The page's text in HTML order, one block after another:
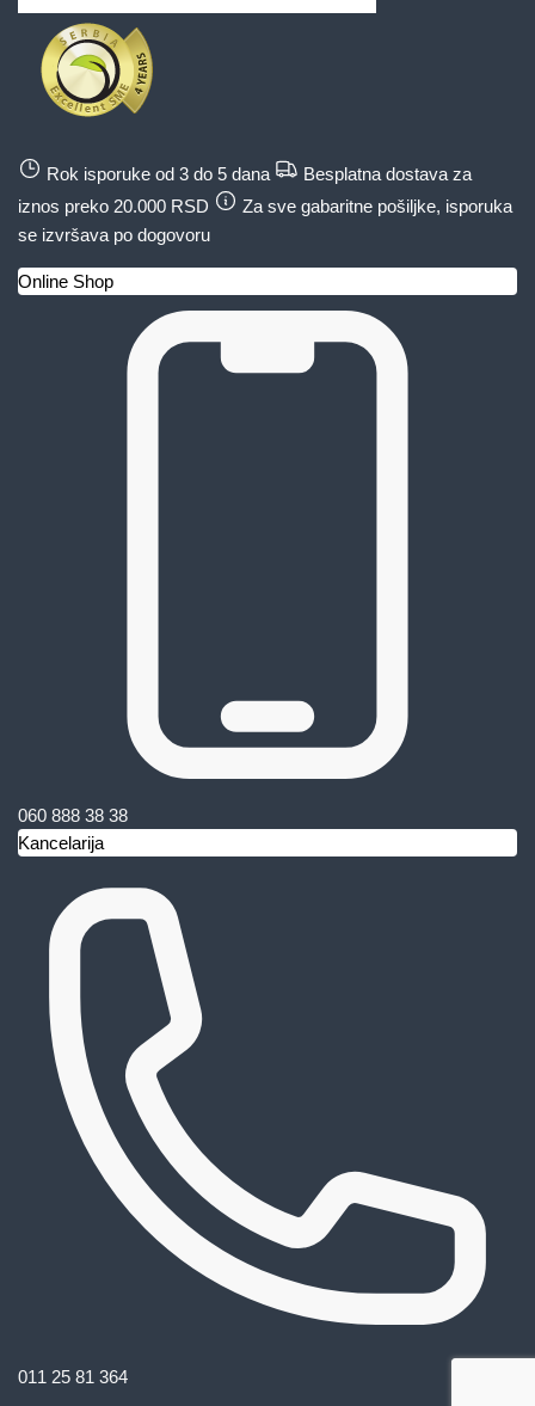
Rok isporuke od 3 do 5 dana
Besplatna dostava za
iznos preko 20.000 RSD
Za sve gabaritne pošiljke, isporuka
se izvršava po dogovoru
Online Shop
060 888 38 38
Kancelarija
011 25 81 364